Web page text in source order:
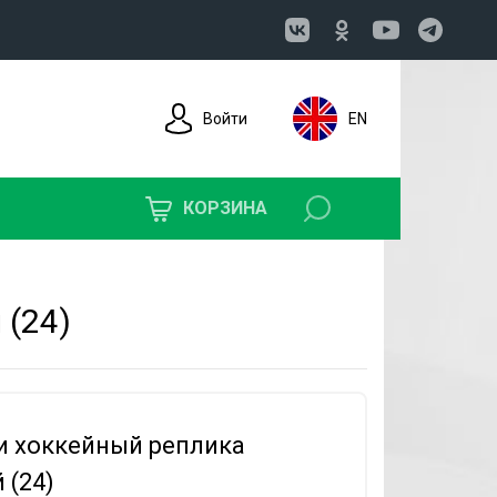
Войти EN
КОРЗИНА
хоккейный реплика
(24)